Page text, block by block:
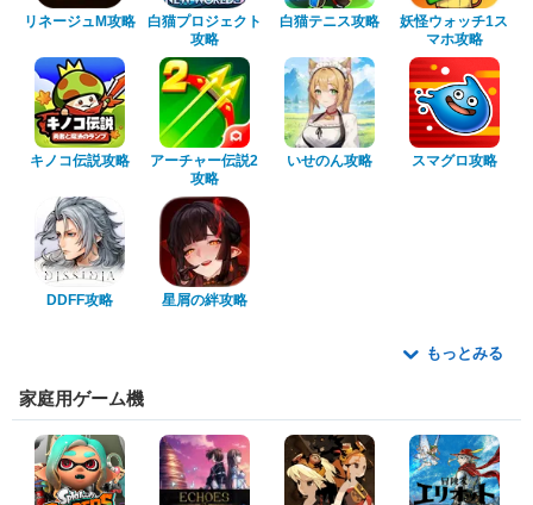
リネージュM攻略
白猫プロジェクト
攻略
白猫テニス攻略
妖怪ウォッチ1ス
マホ攻略
キノコ伝説攻略
アーチャー伝説2
攻略
いせのん攻略 スマグロ攻略
DDFF攻略 星屑の絆攻略
もっとみる
家庭用ゲーム機